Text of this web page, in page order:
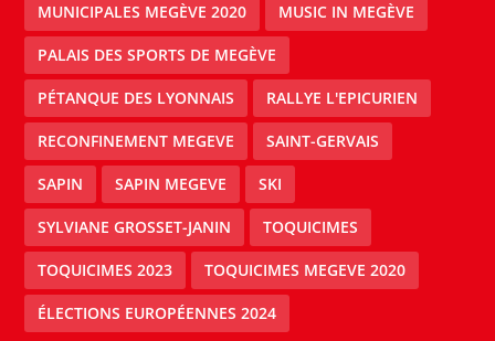
MUNICIPALES MEGÈVE 2020 MUSIC IN MEGÈVE
PALAIS DES SPORTS DE MEGÈVE
PÉTANQUE DES LYONNAIS RALLYE L'EPICURIEN
RECONFINEMENT MEGEVE SAINT-GERVAIS
SAPIN SAPIN MEGEVE SKI
SYLVIANE GROSSET-JANIN TOQUICIMES
TOQUICIMES 2023 TOQUICIMES MEGEVE 2020
ÉLECTIONS EUROPÉENNES 2024